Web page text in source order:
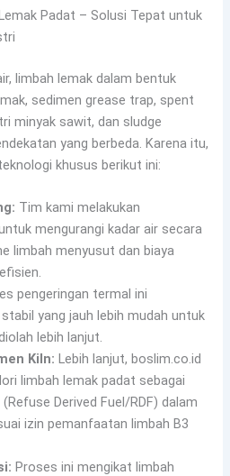
Padat – Solusi Tepat untuk
limbah lemak dalam bentuk
sedimen grease trap, spent
minyak sawit, dan sludge
yang berbeda. Karena itu,
khusus berikut ini:
Tim kami melakukan
mengurangi kadar air secara
limbah menyusut dan biaya
pengeringan termal ini
yang jauh lebih mudah untuk
lebih lanjut.
Kiln: Lebih lanjut, boslim.co.id
limbah lemak padat sebagai
Derived Fuel/RDF) dalam
izin pemanfaatan limbah B3
Proses ini mengikat limbah